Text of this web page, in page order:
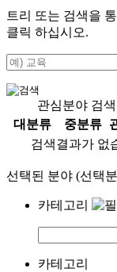
트리 또는 검색을
클릭 하십시오.
관심분야 검
대분류
중분류
검색결과가 없
선택된 분야 (선택
카테고리
카테고리